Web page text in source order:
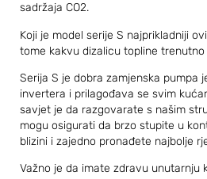
sadržaja CO2.
Koji je model serije S najprikladniji
tome kakvu dizalicu topline trenutno
Serija S je dobra zamjenska pumpa
invertera i prilagođava se svim
savjet je da razgovarate s našim
mogu osigurati da brzo stupite u
blizini i zajedno pronađete najbolje
Važno je da imate zdravu unutarnju